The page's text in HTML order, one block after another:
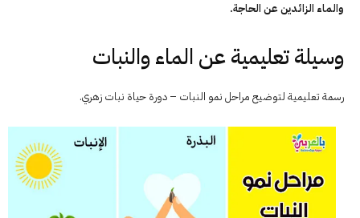
والماء الزائدين عن الحاجة.
وسيلة تعليمية عن الماء والنبات
رسمة تعليمية لتوضيح مراحل نمو النبات – دورة حياة نبات زهري.